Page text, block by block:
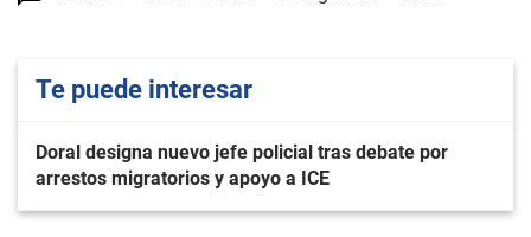
Te puede interesar
Doral designa nuevo jefe policial tras debate por
arrestos migratorios y apoyo a ICE